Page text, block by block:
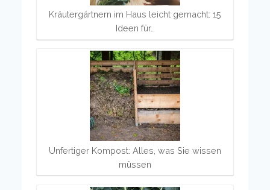
Kräutergärtnern im Haus leicht gemacht: 15
Ideen für…
Unfertiger Kompost: Alles, was Sie wissen
müssen